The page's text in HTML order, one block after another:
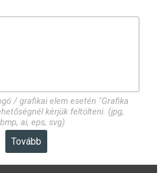
/ grafikai elem esetén "Grafika
kérjük feltölteni. (jpg,
ai, eps, svg)